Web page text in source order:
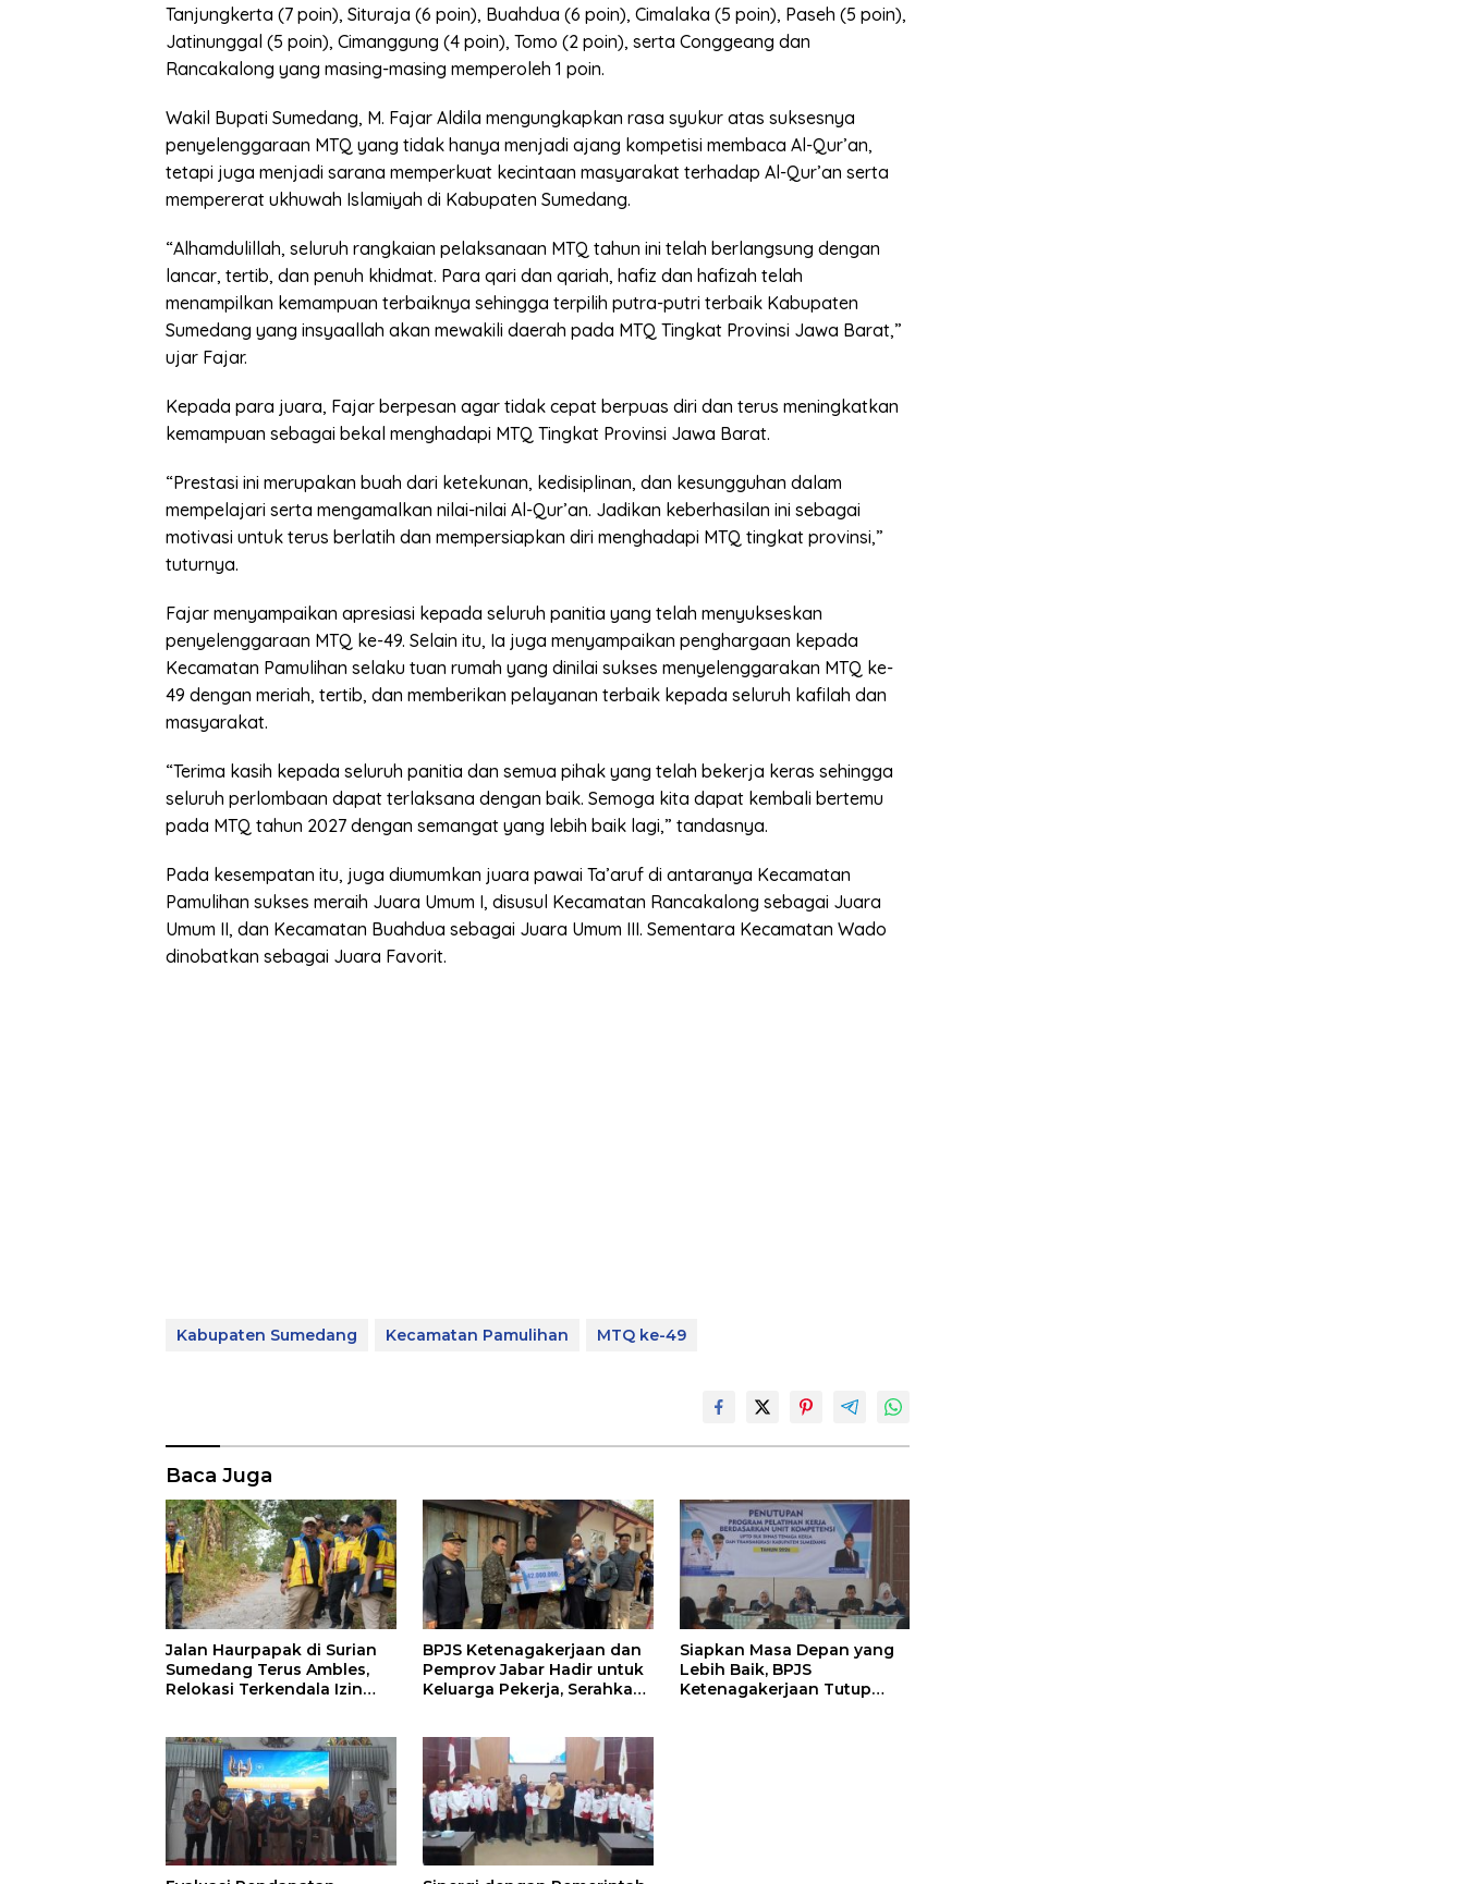
Tanjungkerta (7 poin), Situraja (6 poin), Buahdua (6 poin), Cimalaka (5 poin), Paseh (5 poin),
Jatinunggal (5 poin), Cimanggung (4 poin), Tomo (2 poin), serta Conggeang dan
Rancakalong yang masing-masing memperoleh 1 poin.
Wakil Bupati Sumedang, M. Fajar Aldila mengungkapkan rasa syukur atas suksesnya
penyelenggaraan MTQ yang tidak hanya menjadi ajang kompetisi membaca Al-Qur’an,
tetapi juga menjadi sarana memperkuat kecintaan masyarakat terhadap Al-Qur’an serta
mempererat ukhuwah Islamiyah di Kabupaten Sumedang.
“Alhamdulillah, seluruh rangkaian pelaksanaan MTQ tahun ini telah berlangsung dengan
lancar, tertib, dan penuh khidmat. Para qari dan qariah, hafiz dan hafizah telah
menampilkan kemampuan terbaiknya sehingga terpilih putra-putri terbaik Kabupaten
Sumedang yang insyaallah akan mewakili daerah pada MTQ Tingkat Provinsi Jawa Barat,”
ujar Fajar.
Kepada para juara, Fajar berpesan agar tidak cepat berpuas diri dan terus meningkatkan
kemampuan sebagai bekal menghadapi MTQ Tingkat Provinsi Jawa Barat.
“Prestasi ini merupakan buah dari ketekunan, kedisiplinan, dan kesungguhan dalam
mempelajari serta mengamalkan nilai-nilai Al-Qur’an. Jadikan keberhasilan ini sebagai
motivasi untuk terus berlatih dan mempersiapkan diri menghadapi MTQ tingkat provinsi,”
tuturnya.
Fajar menyampaikan apresiasi kepada seluruh panitia yang telah menyukseskan
penyelenggaraan MTQ ke-49. Selain itu, Ia juga menyampaikan penghargaan kepada
Kecamatan Pamulihan selaku tuan rumah yang dinilai sukses menyelenggarakan MTQ ke-
49 dengan meriah, tertib, dan memberikan pelayanan terbaik kepada seluruh kafilah dan
masyarakat.
“Terima kasih kepada seluruh panitia dan semua pihak yang telah bekerja keras sehingga
seluruh perlombaan dapat terlaksana dengan baik. Semoga kita dapat kembali bertemu
pada MTQ tahun 2027 dengan semangat yang lebih baik lagi,” tandasnya.
Pada kesempatan itu, juga diumumkan juara pawai Ta’aruf di antaranya Kecamatan
Pamulihan sukses meraih Juara Umum I, disusul Kecamatan Rancakalong sebagai Juara
Umum II, dan Kecamatan Buahdua sebagai Juara Umum III. Sementara Kecamatan Wado
dinobatkan sebagai Juara Favorit.
Kabupaten Sumedang Kecamatan Pamulihan MTQ ke-49
Baca Juga
Jalan Haurpapak di Surian
Sumedang Terus Ambles,
Relokasi Terkendala Izin
BPJS Ketenagakerjaan dan
Pemprov Jabar Hadir untuk
Keluarga Pekerja, Serahkan
Siapkan Masa Depan yang
Lebih Baik, BPJS
Ketenagakerjaan Tutup